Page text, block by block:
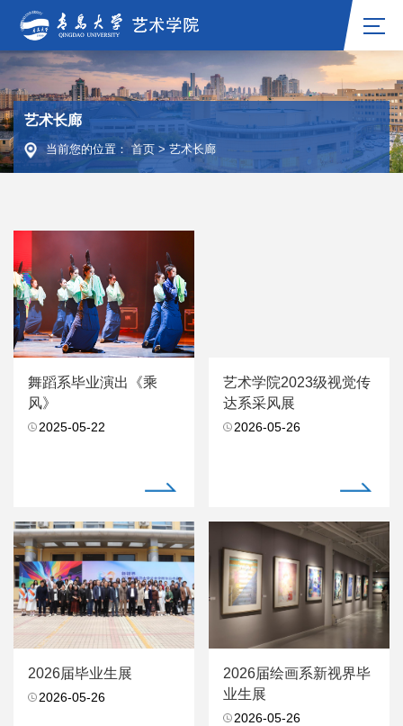
艺术长廊
当前您的位置：首页 >艺术长廊
舞蹈系毕业演出《乘
风》
2025-05-22
艺术学院2023级视觉传
达系采风展
2026-05-26
2026届毕业生展
2026-05-26
2026届绘画系新视界毕
业生展
2026-05-26